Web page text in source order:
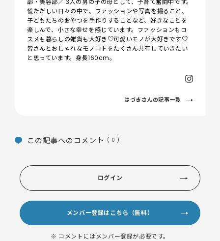
部・美容部／ 3人の男の子の母として、子育て奮闘中です。
慌ただしい日々の中で、ファッションや写真を撮ること、
子どもたちのおやつを手作りすることなど、好きなことを
楽しんで、小さな幸せを感じています。ファッションもコ
スメも暮らしの雑貨も大好き♡可愛いモノが大好きです♡
皆さんとおしゃれなモノコトをたくさん共有していきたい
と思っています。身長160cm。
はづきさんの記事一覧
この記事へのコメント ( 0 )
ログイン
メンバー登録はこちら（無料）
※ コメントにはメンバー登録が必要です。